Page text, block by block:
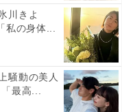
川きよ
私の身体...
騒動の美人
最高...